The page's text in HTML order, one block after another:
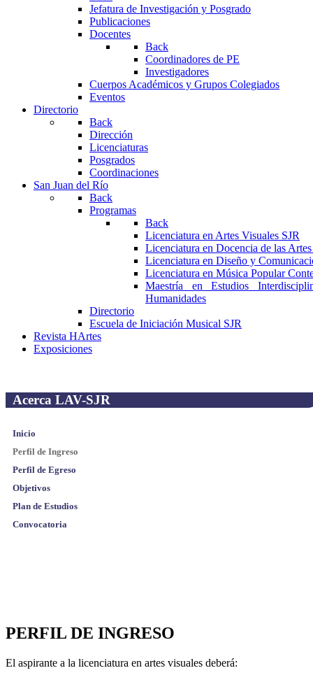
Jefatura de Investigación y Posgrado
Publicaciones
Docentes
Back
Coordinadores de PE
Investigadores
Cuerpos Académicos y Grupos Colegiados
Eventos
Directorio
Back
Dirección
Licenciaturas
Posgrados
Coordinaciones
San Juan del Río
Back
Programas
Back
Licenciatura en Artes Visuales SJR
Licenciatura en Docencia de las
Licenciatura en Diseño y
Licenciatura en Música Popular
Maestría en Estudios
Humanidades
Directorio
Escuela de Iniciación Musical SJR
Revista HArtes
Exposiciones
Acerca LAV-SJR
Inicio
Perfil de Ingreso
Perfil de Egreso
Objetivos
Plan de Estudios
Convocatoria
PERFIL DE INGRESO
El aspirante a la licenciatura en artes visuales deberá: